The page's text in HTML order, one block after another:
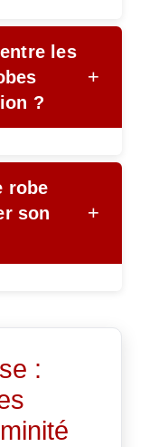
les
?
+
robe
son
+
: